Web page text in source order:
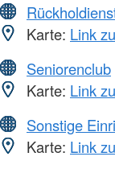
Karte: Link
Seniorenclub
Karte: Link
Sonstige
Karte: Link